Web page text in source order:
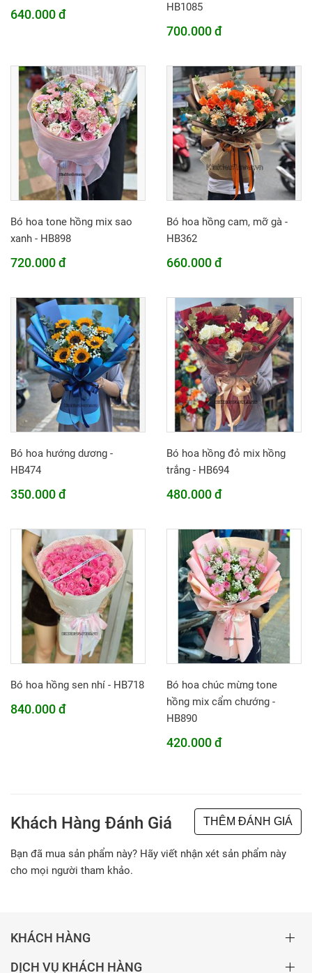
640.000 đ
HB1085
700.000 đ
Bó hoa tone hồng mix sao
xanh - HB898
720.000 đ
Bó hoa hồng cam, mỡ gà -
HB362
660.000 đ
Bó hoa hướng dương -
HB474
350.000 đ
Bó hoa hồng đỏ mix hồng
trắng - HB694
480.000 đ
Bó hoa hồng sen nhí - HB718
840.000 đ
Bó hoa chúc mừng tone
hồng mix cẩm chướng -
HB890
420.000 đ
Khách Hàng Đánh Giá THÊM ĐÁNH GIÁ
Bạn đã mua sản phẩm này? Hãy viết nhận xét sản phẩm này
cho mọi người tham khảo.
KHÁCH HÀNG
DỊCH VỤ KHÁCH HÀNG